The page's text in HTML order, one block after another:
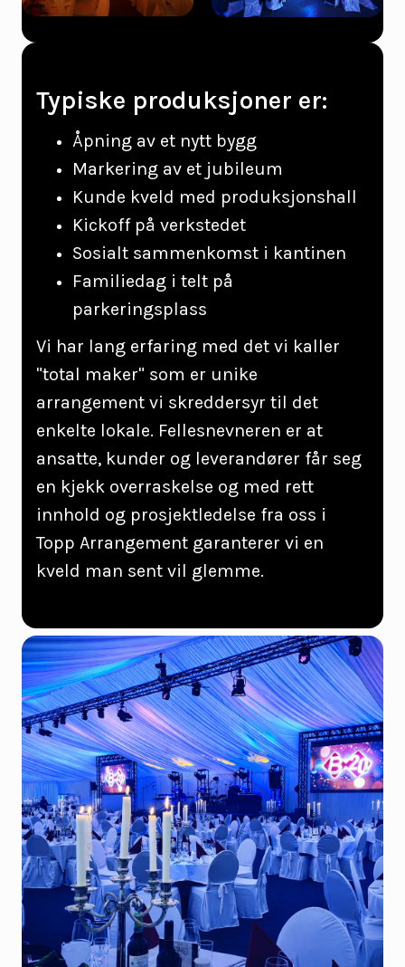
Typiske produksjoner er:
Åpning av et nytt bygg
Markering av et jubileum
Kunde kveld med produksjonshall
Kickoff på verkstedet
Sosialt sammenkomst i kantinen
Familiedag i telt på
parkeringsplass
Vi har lang erfaring med det vi kaller
"total maker" som er unike
arrangement vi skreddersyr til det
enkelte lokale. Fellesnevneren er at
ansatte, kunder og leverandører får seg
en kjekk overraskelse og med rett
innhold og prosjektledelse fra oss i
Topp Arrangement garanterer vi en
kveld man sent vil glemme.